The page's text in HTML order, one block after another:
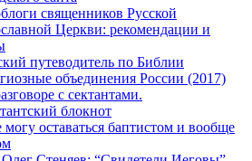
священников Русской
Церкви: рекомендации и
путеводитель по Библии
объединения России (2017)
с сектантами.
блокнот
оставаться баптистом и вообще